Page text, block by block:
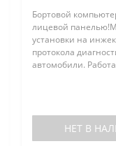
Бортовой
лицевой
установки на
протокола
автомобили.
НЕТ В